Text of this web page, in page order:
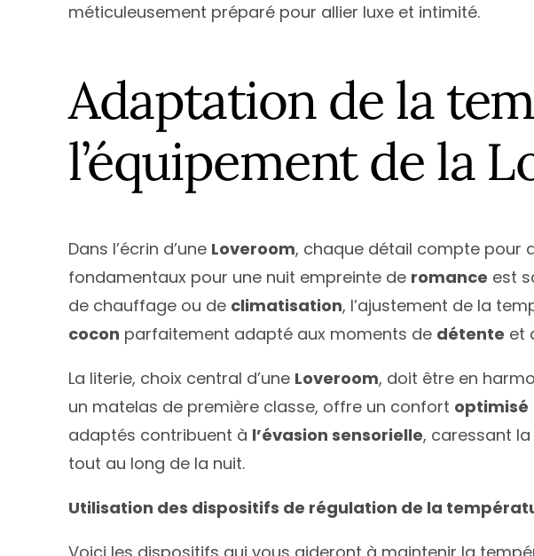
méticuleusement préparé pour allier luxe et intimité.
Adaptation de la
l’équipement de la
Dans l’écrin d’une Loveroom, chaque détail compte pour
fondamentaux pour une nuit empreinte de romance est
de chauffage ou de climatisation, l’ajustement de la
cocon parfaitement adapté aux moments de détente et
La literie, choix central d’une Loveroom, doit être en
un matelas de première classe, offre un confort optimisé
adaptés contribuent à l’évasion sensorielle, caressant
tout au long de la nuit.
Utilisation des dispositifs de régulation de la